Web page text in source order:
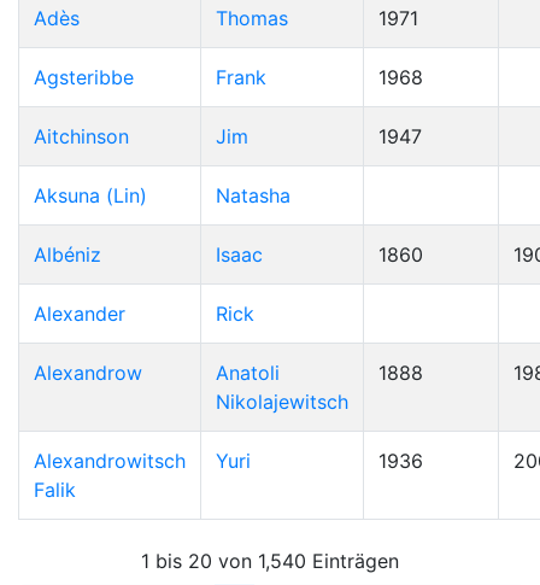
Adès Thomas 1971
Agsteribbe Frank 1968
Aitchinson Jim 1947
Aksuna (Lin) Natasha
Albéniz Isaac 1860
Alexander Rick
Alexandrow
Anatoli
Nikolajewitsch
1888
Alexandrowitsch
Falik
Yuri 1936
1 bis 20 von 1,540 Einträgen